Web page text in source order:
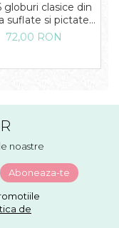
globuri clasice din
suflate si pictate
Argcoms,
lui Mos Craciun,
60 mm,
72,00 RON
noastre
de